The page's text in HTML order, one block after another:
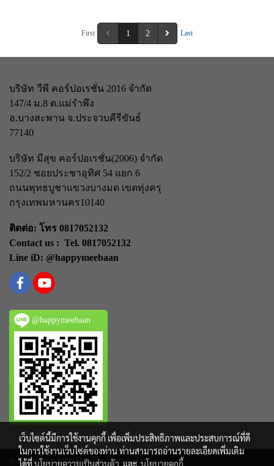
First 1 2 Last
บริษัท วีพี คอร์ปอเรชั่น 2016 จำกัด
147/4 ม.8 ต.แม่รำพึง
อ.บางสะพาน จ.ประจวบคีรีขันธ์
77140
บริษัท มีสุข คอร์ปอเรชั่น(2006) จำกัด
152/2 ซอยประชาอุทิศ 54 แยก 6
ถนนพุทธบูชาแขวงบางมด เขตทุ่งครุ
กรุงเทพมหานคร10140
ติดต่อ: โทร 0817052132
Contact us : Tel. 0817052132
Line iD: @happymeebaan
@happymeebaan
© Copyright 2016 All Rights Reserved
เว็บไซต์นี้มีการใช้งานคุกกี้ เพื่อเพิ่มประสิทธิภาพและประสบการณ์ที่ดี
ในการใช้งานเว็บไซต์ของท่าน ท่านสามารถอ่านรายละเอียดเพิ่มเติม
ได้ที่นโยบายความเป็นส่วนตัว และ นโยบายคุกกี้